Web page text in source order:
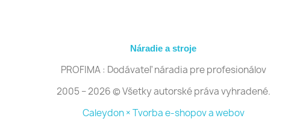
Náradie a stroje
PROFIMA : Dodávateľ náradia pre profesionálov
2005 − 2026 © Všetky autorské práva vyhradené.
Caleydon × Tvorba e-shopov a webov